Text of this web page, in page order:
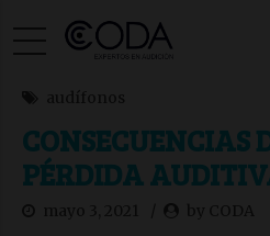
CONSECUENCIAS
PÉRDIDA